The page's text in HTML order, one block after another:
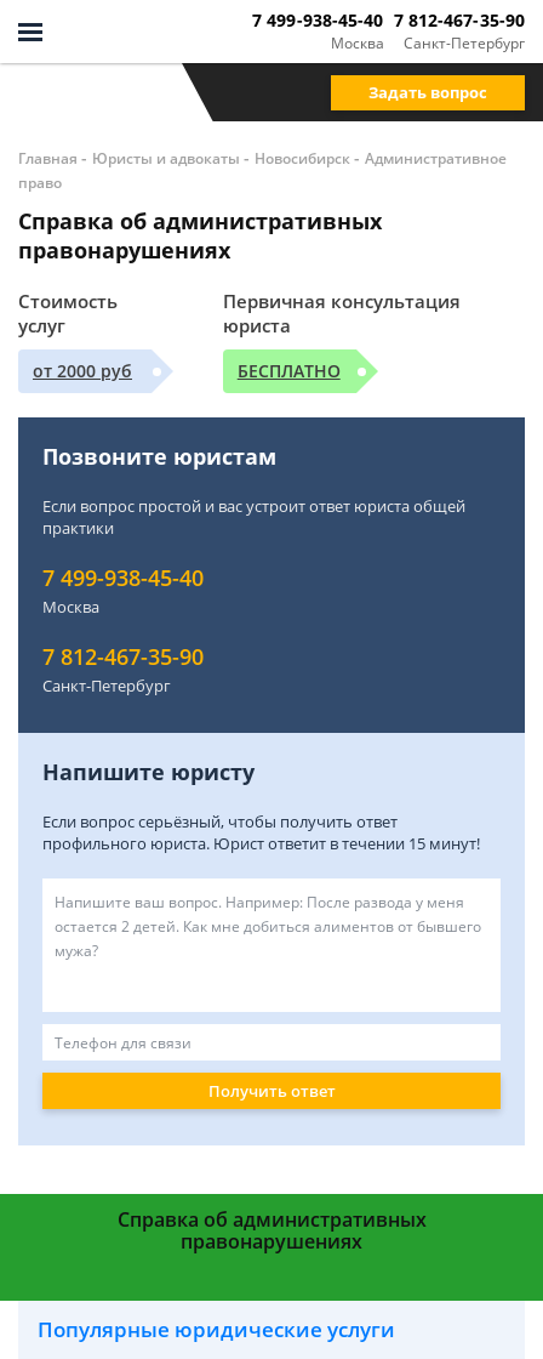
Москва
7 499-938-45-40
Санкт-Петербург
7 812-467-35-90
Задать вопрос
Главная - Юристы и адвокаты - Новосибирск- Административное
право
Справка об административных
правонарушениях
Стоимость
услуг
от 2000 руб
Первичная консультация
юриста
БЕСПЛАТНО
Позвоните юристам
Если вопрос простой и вас устроит ответ юриста общей
практики
7 499-938-45-40
Москва
7 812-467-35-90
Санкт-Петербург
Напишите юристу
Если вопрос серьёзный, чтобы получить ответ
профильного юриста. Юрист ответит в течении 15 минут!
Получить ответ
Справка об административных
правонарушениях
Популярные юридические услуги